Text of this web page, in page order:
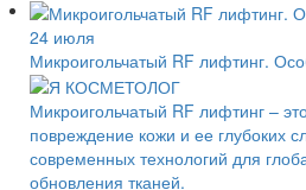
24 июля
Микроигольчатый RF лифтинг.
Микроигольчатый RF лифтинг –
повреждение кожи и ее глубоких
современных технологий для
обновления тканей.